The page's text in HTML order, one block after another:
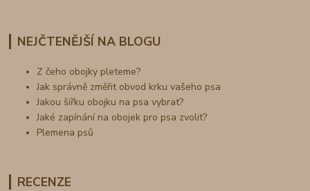
NEJČTENĚJŠÍ NA BLOGU
Z čeho obojky pleteme?
Jak správně změřit obvod krku vašeho psa
Jakou šířku obojku na psa vybrat?
Jaké zapínání na obojek pro psa zvolit?
Plemena psů
RECENZE